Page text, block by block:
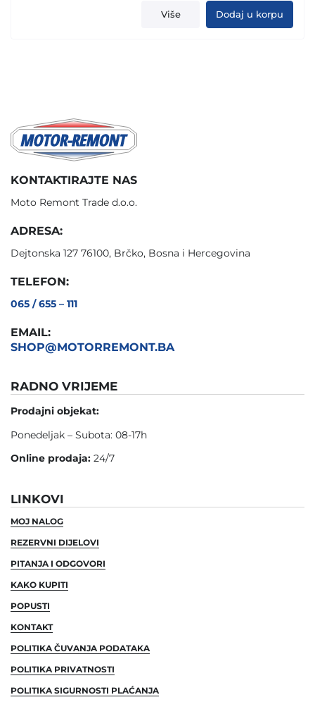
Više Dodaj u korpu
KONTAKTIRAJTE NAS
Moto Remont Trade d.o.o.
ADRESA:
Dejtonska 127 76100, Brčko, Bosna i Hercegovina
TELEFON:
065 / 655 – 111
EMAIL:
SHOP@MOTORREMONT.BA
RADNO VRIJEME
Prodajni objekat:
Ponedeljak – Subota: 08-17h
Online prodaja: 24/7
LINKOVI
MOJ NALOG
REZERVNI DIJELOVI
PITANJA I ODGOVORI
KAKO KUPITI
POPUSTI
KONTAKT
POLITIKA ČUVANJA PODATAKA
POLITIKA PRIVATNOSTI
POLITIKA SIGURNOSTI PLAĆANJA